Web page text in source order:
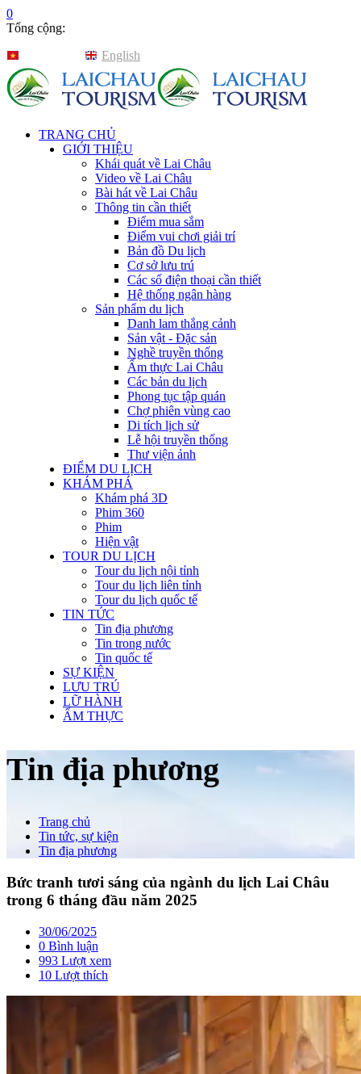
0
Tổng cộng:
English
TRANG CHỦ
GIỚI THIỆU
Khái quát về Lai Châu
Video về Lai Châu
Bài hát về Lai Châu
Thông tin cần thiết
Điểm mua sắm
Điểm vui chơi giải trí
Bản đồ Du lịch
Cơ sở lưu trú
Các số điện thoại cần thiết
Hệ thống ngân hàng
Sản phẩm du lịch
Danh lam thắng cảnh
Sản vật - Đặc sản
Nghề truyền thống
Ẩm thực Lai Châu
Các bản du lịch
Phong tục tập quán
Chợ phiên vùng cao
Di tích lịch sử
Lễ hội truyền thống
Thư viện ảnh
ĐIỂM DU LỊCH
KHÁM PHÁ
Khám phá 3D
Phim 360
Phim
Hiện vật
TOUR DU LỊCH
Tour du lịch nội tỉnh
Tour du lịch liên tỉnh
Tour du lịch quốc tế
TIN TỨC
Tin địa phương
Tin trong nước
Tin quốc tế
SỰ KIỆN
LƯU TRÚ
LỮ HÀNH
ẨM THỰC
Tin địa phương
Trang chủ
Tin tức, sự kiện
Tin địa phương
Bức tranh tươi sáng của ngành du lịch Lai Châu
trong 6 tháng đầu năm 2025
30/06/2025
0 Bình luận
993 Lượt xem
10 Lượt thích